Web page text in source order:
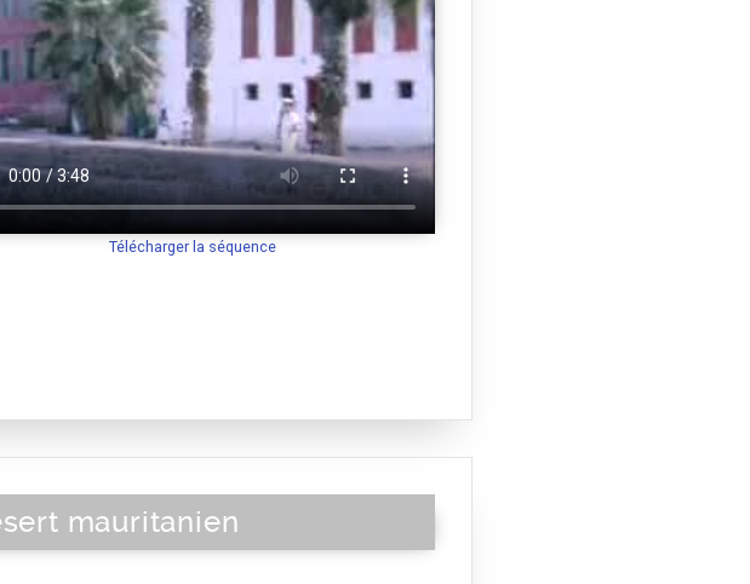
Télécharger la séquence
mauritanien